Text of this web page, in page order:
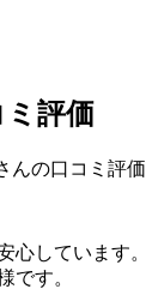
評価
んの口コミ評価
心しています。
です。